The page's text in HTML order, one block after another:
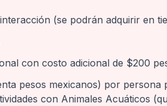
(se podrán adquirir en
con costo adicional de $200
pesos mexicanos) por persona
con Animales Acuáticos